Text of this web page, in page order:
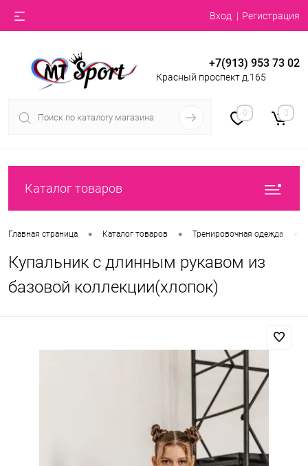
Вход Регистрация
+7(913) 953 73 02
Красный проспект д.165
0 0
Каталог товаров
Главная страница • Каталог товаров • Тренировочная одежда
Купальник с длинным рукавом из
базовой коллекции(хлопок)